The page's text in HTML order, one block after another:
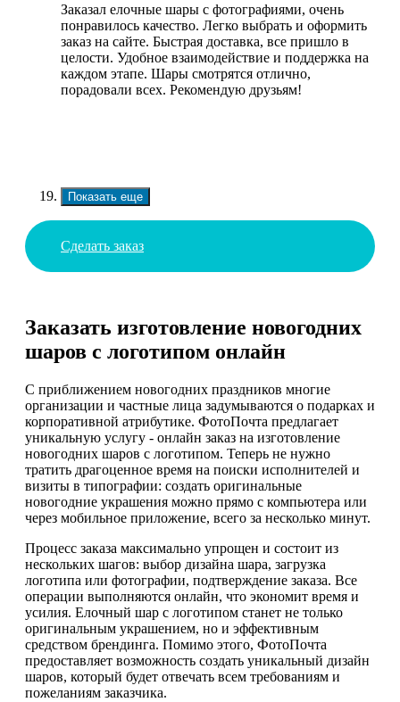
Заказал елочные шары с фотографиями, очень
понравилось качество. Легко выбрать и оформить
заказ на сайте. Быстрая доставка, все пришло в
целости. Удобное взаимодействие и поддержка на
каждом этапе. Шары смотрятся отлично,
порадовали всех. Рекомендую друзьям!
Показать еще
Сделать заказ
Заказать изготовление новогодних
шаров с логотипом онлайн
С приближением новогодних праздников многие
организации и частные лица задумываются о подарках и
корпоративной атрибутике. ФотоПочта предлагает
уникальную услугу - онлайн заказ на изготовление
новогодних шаров с логотипом. Теперь не нужно
тратить драгоценное время на поиски исполнителей и
визиты в типографии: создать оригинальные
новогодние украшения можно прямо с компьютера или
через мобильное приложение, всего за несколько минут.
Процесс заказа максимально упрощен и состоит из
нескольких шагов: выбор дизайна шара, загрузка
логотипа или фотографии, подтверждение заказа. Все
операции выполняются онлайн, что экономит время и
усилия. Елочный шар с логотипом станет не только
оригинальным украшением, но и эффективным
средством брендинга. Помимо этого, ФотоПочта
предоставляет возможность создать уникальный дизайн
шаров, который будет отвечать всем требованиям и
пожеланиям заказчика.